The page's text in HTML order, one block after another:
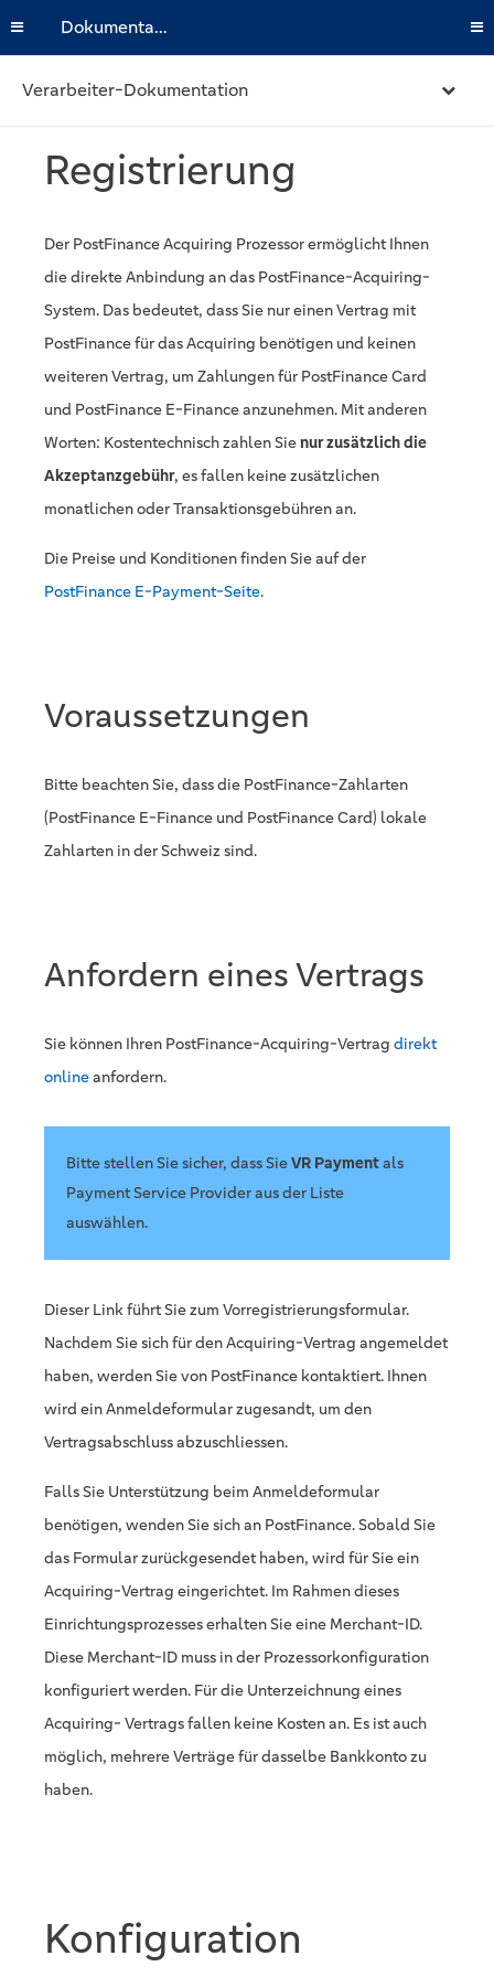
Dokumentation
Verarbeiter-Dokumentation
Registrierung
Der PostFinance Acquiring Prozessor ermöglicht Ihnen
die direkte Anbindung an das PostFinance-Acquiring-
System. Das bedeutet, dass Sie nur einen Vertrag mit
PostFinance für das Acquiring benötigen und keinen
weiteren Vertrag, um Zahlungen für PostFinance Card
und PostFinance E-Finance anzunehmen. Mit anderen
Worten: Kostentechnisch zahlen Sienur zusätzlich die
Akzeptanzgebühr, es fallen keine zusätzlichen
monatlichen oder Transaktionsgebühren an.
Die Preise und Konditionen finden Sie auf der
PostFinance E-Payment-Seite.
Voraussetzungen
Bitte beachten Sie, dass die PostFinance-Zahlarten
(PostFinance E-Finance und PostFinance Card) lokale
Zahlarten in der Schweiz sind.
Anfordern eines Vertrags
Sie können Ihren PostFinance-Acquiring-Vertrag direkt
onlineanfordern.
Bitte stellen Sie sicher, dass SieVR Paymentals
Payment Service Provider aus der Liste
auswählen.
Dieser Link führt Sie zum Vorregistrierungsformular.
Nachdem Sie sich für den Acquiring-Vertrag angemeldet
haben, werden Sie von PostFinance kontaktiert. Ihnen
wird ein Anmeldeformular zugesandt, um den
Vertragsabschluss abzuschliessen.
Falls Sie Unterstützung beim Anmeldeformular
benötigen, wenden Sie sich an PostFinance. Sobald Sie
das Formular zurückgesendet haben, wird für Sie ein
Acquiring-Vertrag eingerichtet. Im Rahmen dieses
Einrichtungsprozesses erhalten Sie eine Merchant-ID.
Diese Merchant-ID muss in der Prozessorkonfiguration
konfiguriert werden. Für die Unterzeichnung eines
Acquiring- Vertrags fallen keine Kosten an. Es ist auch
möglich, mehrere Verträge für dasselbe Bankkonto zu
haben.
Konfiguration